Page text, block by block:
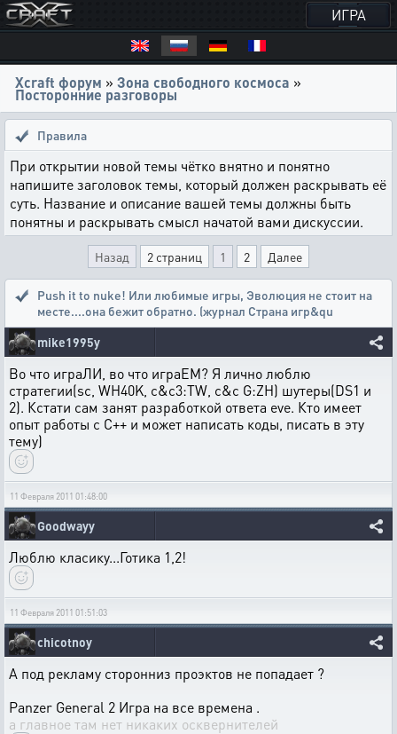
ИГРА
Xcraft форум » Зона свободного космоса »
Посторонние разговоры
Правила
При открытии новой темы чётко внятно и понятно
напишите заголовок темы, который должен раскрывать её
суть. Название и описание вашей темы должны быть
понятны и раскрывать смысл начатой вами дискуссии.
Назад 2 страниц 1 2 Далее
Push it to nuke! Или любимые игры, Эволюция не стоит на
месте....она бежит обратно. (журнал Страна игр&qu
mike1995y
Во что играЛИ, во что играЕМ? Я лично люблю
стратегии(sc, WH40K, c&c3:TW, c&c G:ZH) шутеры(DS1 и
2). Кстати сам занят разработкой ответа eve. Кто имеет
опыт работы с С++ и может написать коды, писать в эту
тему)
11 Февраля 2011 01:48:00
Goodwayy
Люблю класику...Готика 1,2!
11 Февраля 2011 01:51:03
chicotnoy
А под рекламу сторонниз проэктов не попадает ?
Panzer General 2 Игра на все времена .
а главное там нет никаких осквернителей